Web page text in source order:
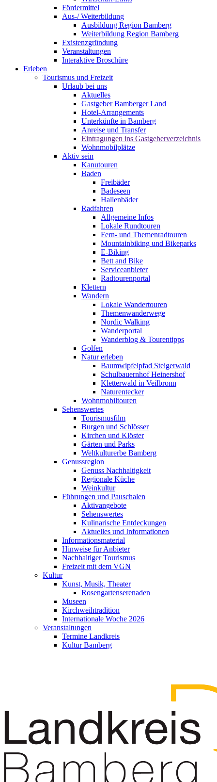
Fördermittel
Aus-/ Weiterbildung
Ausbildung Region Bamberg
Weiterbildung Region Bamberg
Existenzgründung
Veranstaltungen
Interaktive Broschüre
Erleben
Tourismus und Freizeit
Urlaub bei uns
Aktuelles
Gastgeber Bamberger Land
Hotel-Arrangements
Unterkünfte in Bamberg
Anreise und Transfer
Eintragungen ins Gastgeberverzeichnis
Wohnmobilplätze
Aktiv sein
Kanutouren
Baden
Freibäder
Badeseen
Hallenbäder
Radfahren
Allgemeine Infos
Lokale Rundtouren
Fern- und Themenradtouren
Mountainbiking und Bikeparks
E-Biking
Bett and Bike
Serviceanbieter
Radtourenportal
Klettern
Wandern
Lokale Wandertouren
Themenwanderwege
Nordic Walking
Wanderportal
Wanderblog & Tourentipps
Golfen
Natur erleben
Baumwipfelpfad Steigerwald
Schulbauernhof Heinershof
Kletterwald in Veilbronn
Naturentecker
Wohnmobiltouren
Sehenswertes
Tourismusfilm
Burgen und Schlösser
Kirchen und Klöster
Gärten und Parks
Weltkulturerbe Bamberg
Genussregion
Genuss Nachhaltigkeit
Regionale Küche
Weinkultur
Führungen und Pauschalen
Aktivangebote
Sehenswertes
Kulinarische Entdeckungen
Aktuelles und Informationen
Informationsmaterial
Hinweise für Anbieter
Nachhaltiger Tourismus
Freizeit mit dem VGN
Kultur
Kunst, Musik, Theater
Rosengartenserenaden
Museen
Kirchweihtradition
Internationale Woche 2026
Veranstaltungen
Termine Landkreis
Kultur Bamberg